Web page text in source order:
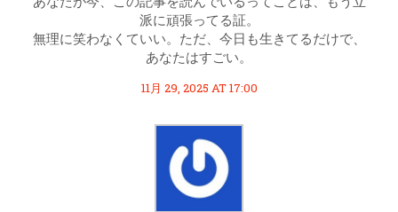
派に頑張ってる証。
無理に笑わなくていい。ただ、今日も生きてるだけで、
あなたはすごい。
11月 29, 2025 AT 17:00